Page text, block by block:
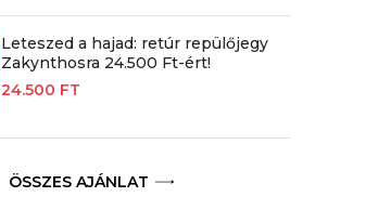
Leteszed a hajad: retúr repülőjegy
Zakynthosra 24.500 Ft-ért!
24.500 FT
ÖSSZES AJÁNLAT